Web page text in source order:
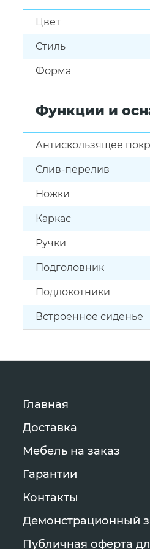
Цвет
Стиль
Форма
Функции и
Антискользящее
Слив-перелив
Ножки
Каркас
Ручки
Подголовник
Подлокотники
Встроенное сиденье
Главная
Доставка
Мебель на заказ
Гарантии
Контакты
Демонстрационный
Публичная оферта